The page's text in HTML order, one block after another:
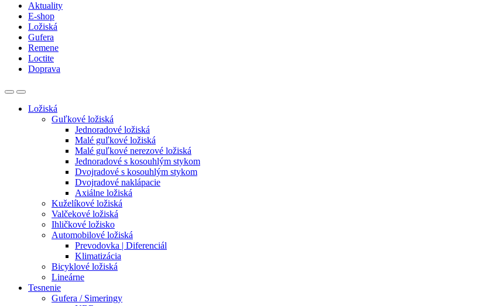
Aktuality
E-shop
Ložiská
Gufera
Remene
Loctite
Doprava
Ložiská
Guľkové ložiská
Jednoradové ložiská
Malé guľkové ložiská
Malé guľkové nerezové ložiská
Jednoradové s kosouhlým stykom
Dvojradové s kosouhlým stykom
Dvojradové naklápacie
Axiálne ložiská
Kuželíkové ložiská
Valčekové ložiská
Ihličkové ložisko
Automobilové ložiská
Prevodovka | Diferenciál
Klimatizácia
Bicyklové ložiská
Lineárne
Tesnenie
Gufera / Simeringy